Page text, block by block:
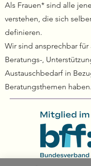
Als Frauen* sind alle
verstehen, die sich
definieren.
Wir sind ansprechbar
Beratungs-,
Austauschbedarf in
Beratungsthemen haben.